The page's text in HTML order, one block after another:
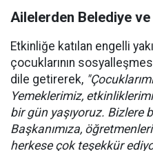
Ailelerden Belediye
Etkinliğe katılan engelli
çocuklarının
dile getirerek,
Yemeklerimiz,
bir gün yaşıyoruz. Bizlere
Başkanımıza,
herkese çok teşekkür